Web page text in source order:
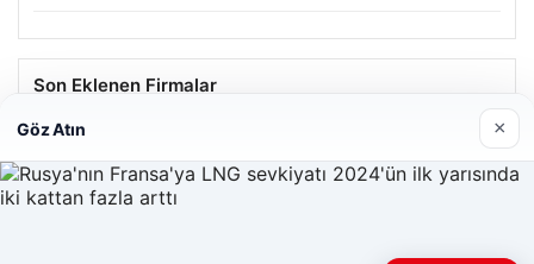
Son Eklenen Firmalar
Göz Atın ×